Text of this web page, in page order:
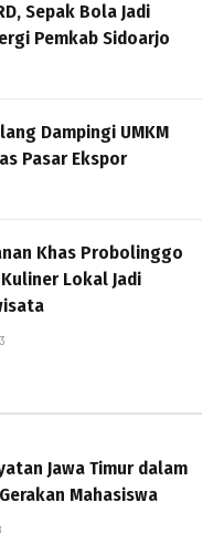
Sepak Bola Jadi
Pemkab Sidoarjo
Dampingi UMKM
Pasar Ekspor
Khas Probolinggo
Lokal Jadi
Jawa Timur dalam
Mahasiswa